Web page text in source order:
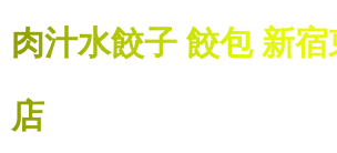
肉汁水餃子 餃包 新
店